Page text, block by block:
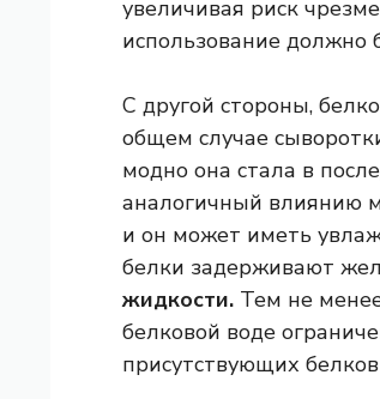
увеличивая риск
использование должно
С другой стороны,
общем случае
модно она стала в
аналогичный влиянию
и он может иметь
белки задерживают
жидкости. Тем не
белковой воде
присутствующих